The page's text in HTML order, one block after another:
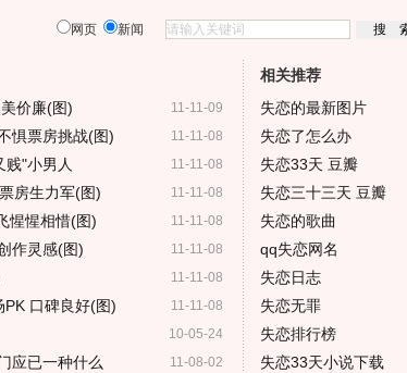
网页 新闻
11-11-09
价廉(图)
11-11-08
惧票房挑战(图)
11-11-08
贱"小男人
11-11-08
房生力军(图)
11-11-08
惺惺相惜(图)
11-11-08
作灵感(图)
11-11-08
11-11-08
PK 口碑良好(图)
10-05-24
11-08-02
应已一种什么
相关推荐
失恋的最新图片
失恋了怎么办
失恋33天 豆瓣
失恋三十三天 豆瓣
失恋的歌曲
qq失恋网名
失恋日志
失恋无罪
失恋排行榜
失恋33天小说下载